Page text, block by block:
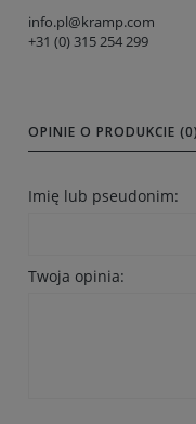
info.pl@kramp.com
+31 (0) 315 254 299
OPINIE O PRODUKCIE (0)
Imię lub pseudonim:
Twoja opinia: